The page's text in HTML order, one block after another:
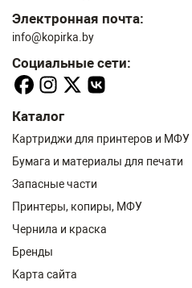
Электронная почта:
info@kopirka.by
Социальные сети:
Каталог
Картриджи для принтеров и МФУ
Бумага и материалы для печати
Запасные части
Принтеры, копиры, МФУ
Чернила и краска
Бренды
Карта сайта